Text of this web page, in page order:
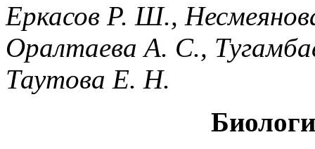
Еркасов Р. Ш.,
Оралтаева А. С.,
Таутова Е. Н.